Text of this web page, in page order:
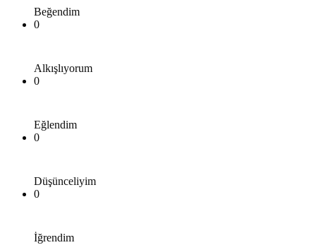
Beğendim
0
Alkışlıyorum
0
Eğlendim
0
Düşünceliyim
0
İğrendim